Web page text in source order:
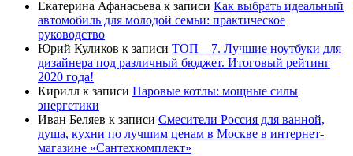
Екатерина Афанасьева к записи Как выбрать идеальный
автомобиль для молодой семьи: практическое
руководство
Юрий Куликов к записи ТОП—7. Лучшие ноутбуки для
дизайнера под различный бюджет. Итоговый рейтинг
2020 года!
Кирилл к записи Паровые котлы: мощные силы
энергетики
Иван Беляев к записи Cмесители Россия для ванной,
душа, кухни по лучшим ценам в Москве в интернет-
магазине «Сантехкомплект»